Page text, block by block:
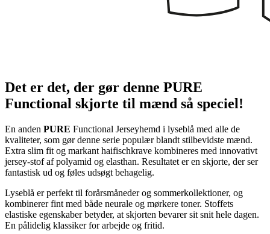
Det er det, der gør denne PURE
Functional skjorte til mænd så speciel!
En anden PURE Functional Jerseyhemd i lyseblå med alle de
kvaliteter, som gør denne serie populær blandt stilbevidste mænd.
Extra slim fit og markant haifischkrave kombineres med innovativt
jersey-stof af polyamid og elasthan. Resultatet er en skjorte, der ser
fantastisk ud og føles udsøgt behagelig.
Lyseblå er perfekt til forårsmåneder og sommerkollektioner, og
kombinerer fint med både neurale og mørkere toner. Stoffets
elastiske egenskaber betyder, at skjorten bevarer sit snit hele dagen.
En pålidelig klassiker for arbejde og fritid.